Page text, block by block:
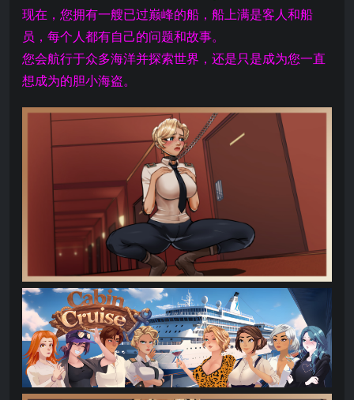
现在，您拥有一艘已过巅峰的船，船上满是客人和船
员，每个人都有自己的问题和故事。
您会航行于众多海洋并探索世界，还是只是成为您一直
想成为的胆小海盗。